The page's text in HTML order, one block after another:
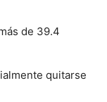
de 39.4
quitarse